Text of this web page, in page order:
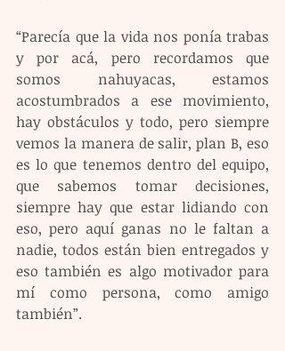
“Parecía que la vida nos ponía trabas
y por acá, pero recordamos que
somos nahuyacas, estamos
acostumbrados a ese movimiento,
hay obstáculos y todo, pero siempre
vemos la manera de salir, plan B, eso
es lo que tenemos dentro del equipo,
que sabemos tomar decisiones,
siempre hay que estar lidiando con
eso, pero aquí ganas no le faltan a
nadie, todos están bien entregados y
eso también es algo motivador para
mí como persona, como amigo
también”.